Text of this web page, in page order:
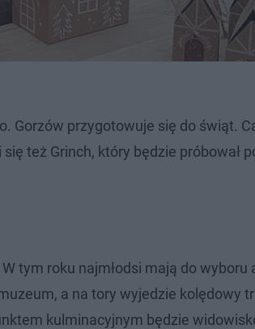
przygotowuje się do świąt.
też Grinch, który będzie próbował
tym roku najmłodsi mają do wyboru
a na tory wyjedzie kolędowy
kulminacyjnym będzie